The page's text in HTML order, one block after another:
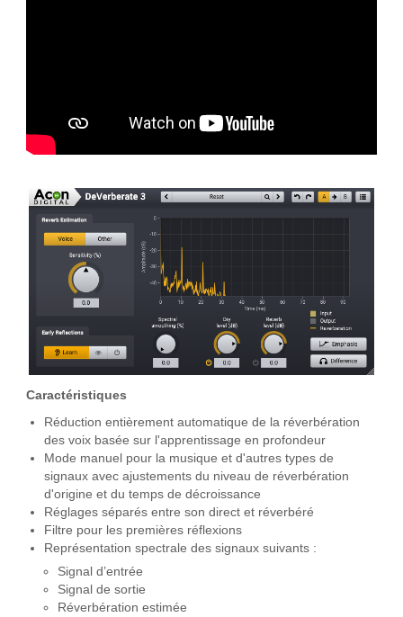
Caractéristiques
Réduction entièrement automatique de la réverbération
des voix basée sur l'apprentissage en profondeur
Mode manuel pour la musique et d'autres types de
signaux avec ajustements du niveau de réverbération
d'origine et du temps de décroissance
Réglages séparés entre son direct et réverbéré
Filtre pour les premières réflexions
Représentation spectrale des signaux suivants :
Signal d’entrée
Signal de sortie
Réverbération estimée